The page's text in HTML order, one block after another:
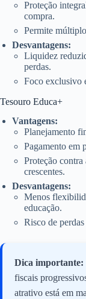
Proteção
compra.
Permite
Desvantagens:
Liquidez
perdas.
Foco exclusivo
Tesouro Educa+
Vantagens:
Planejamento
Pagamento em
Proteção contra
crescentes.
Desvantagens:
Menos
educação.
Risco de
Dica importante:
fiscais
atrativo está em